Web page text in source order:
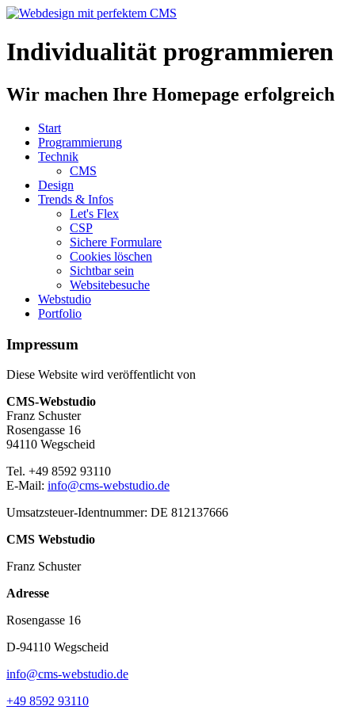
Individualität programmieren
Wir machen Ihre Homepage erfolgreich
Start
Programmierung
Technik
CMS
Design
Trends & Infos
Let's Flex
CSP
Sichere Formulare
Cookies löschen
Sichtbar sein
Websitebesuche
Webstudio
Portfolio
Impressum
Diese Website wird veröffentlicht von
CMS-Webstudio
Franz Schuster
Rosengasse 16
94110 Wegscheid
Tel. +49 8592 93110
E-Mail: info@cms-webstudio.de
Umsatzsteuer-Identnummer: DE 812137666
CMS Webstudio
Franz Schuster
Adresse
Rosengasse 16
D-94110 Wegscheid
info@cms-webstudio.de
+49 8592 93110